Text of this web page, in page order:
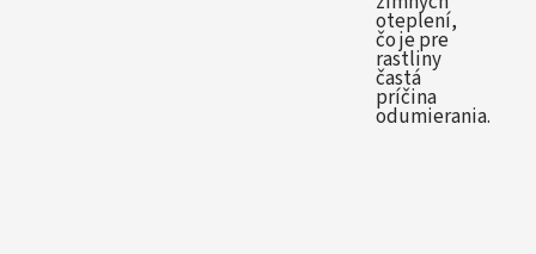
oteplení,
čo je pre
rastliny
častá
príčina
odumierania.